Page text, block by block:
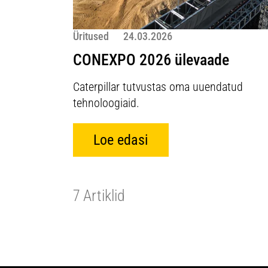
Üritused 24.03.2026
CONEXPO 2026 ülevaade
Caterpillar tutvustas oma uuendatud
tehnoloogiaid.
Loe edasi
7 Artiklid